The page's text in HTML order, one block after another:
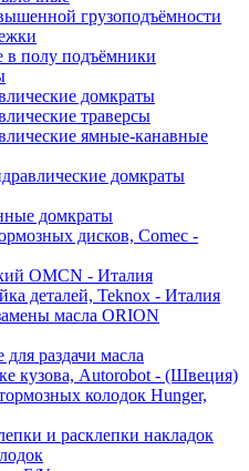
грузоподъёмности
полу подъёмники
домкраты
траверсы
ямные-канавные
домкраты
домкраты
дисков, Comec -
OMCN - Италия
деталей, Teknox - Италия
масла ORION
раздачи масла
кузова, Autorobot - (Швеция)
колодок Hunger,
и расклепки накладок